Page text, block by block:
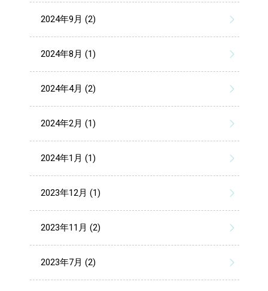
2024年9月 (2)
2024年8月 (1)
2024年4月 (2)
2024年2月 (1)
2024年1月 (1)
2023年12月 (1)
2023年11月 (2)
2023年7月 (2)